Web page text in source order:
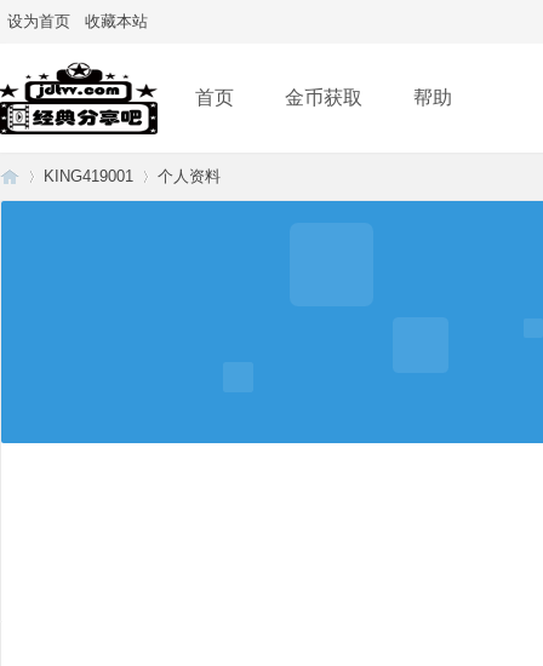
设为首页 收藏本站
首页 金币获取 帮助
KING419001 个人资料